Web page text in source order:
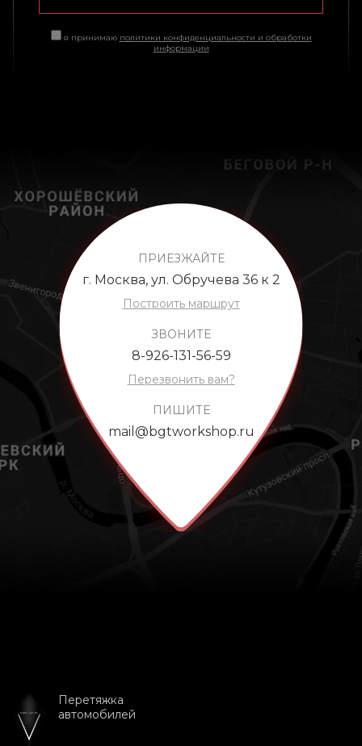
я принимаю политики конфиденциальности и обработки
информации
ПРИЕЗЖАЙТЕ
г. Москва, ул. Обручева 36 к 2
Построить маршрут
ЗВОНИТЕ
8-926-131-56-59
Перезвонить вам?
ПИШИТЕ
mail@bgtworkshop.ru
Перетяжка
автомобилей